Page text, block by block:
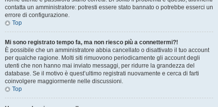
contatta un amministratore: potresti essere stato bannato o potrebbe esserci un
errore di configurazione.
Top
Mi sono registrato tempo fa, ma non riesco più a connettermi?!
È possibile che un amministratore abbia cancellato o disattivato il tuo account
per qualche ragione. Molti siti rimuovono periodicamente gli account degli
utenti che non hanno mai inviato messaggi, per ridurre la grandezza del
database. Se il motivo è quest’ultimo registrati nuovamente e cerca di farti
coinvolgere maggiormente nelle discussioni.
Top